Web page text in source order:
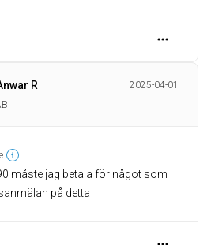
R
2025-04-01
måste jag betala för något som
på detta